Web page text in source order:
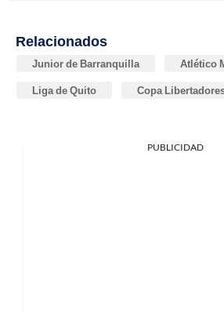
Relacionados
Junior de Barranquilla Atlético
Liga de Quito Copa
PUBLICIDAD